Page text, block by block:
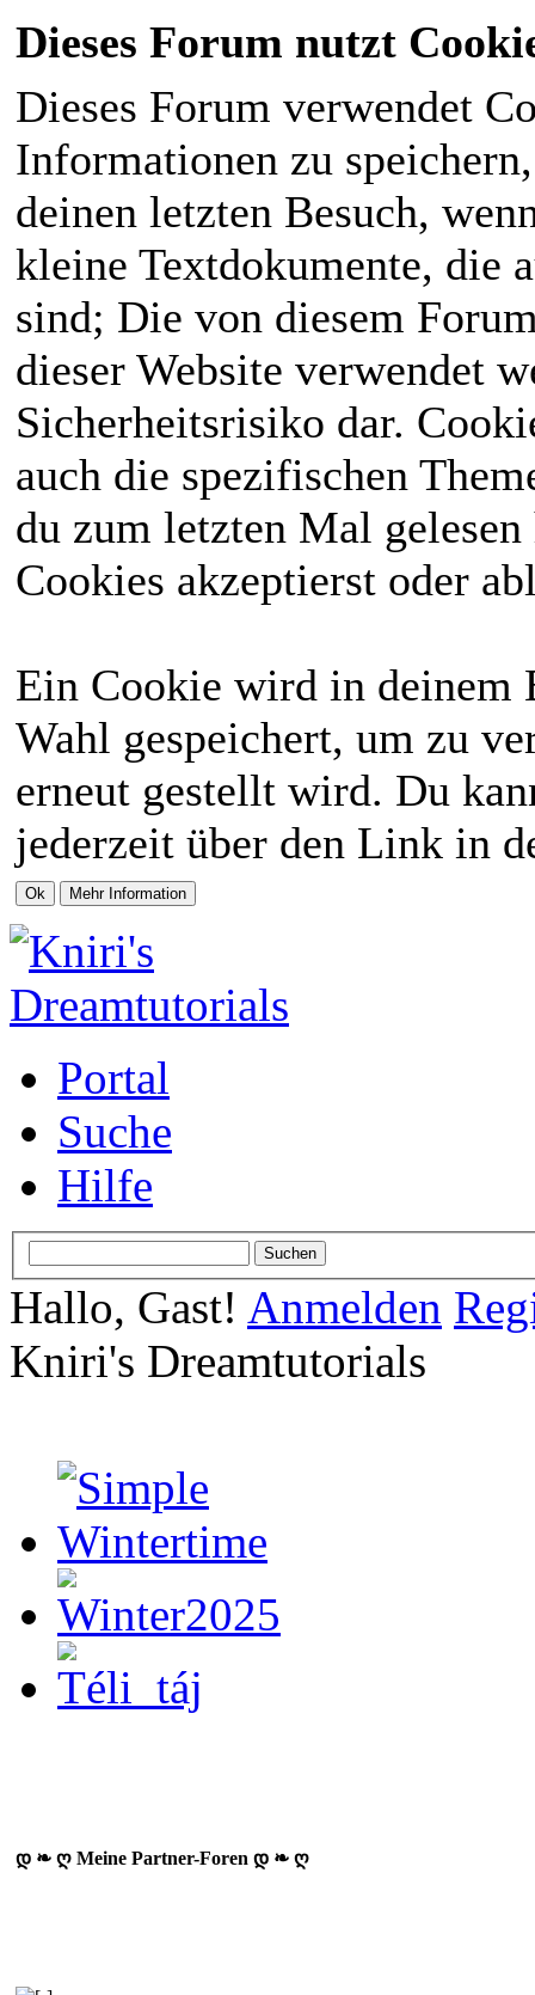
Dieses Forum nutzt
Dieses Forum verwendet
Informationen zu
deinen letzten Besuch,
kleine Textdokumente, die
sind; Die von diesem
dieser Website verwendet
Sicherheitsrisiko dar.
auch die spezifischen
du zum letzten Mal
Cookies akzeptierst oder
Ein Cookie wird in deinem
Wahl gespeichert, um zu
erneut gestellt wird. Du
jederzeit über den Link in
Portal
Suche
Hilfe
Hallo, Gast! Anmelden
Kniri's Dreamtutorials
დ ❧ ღ Meine Partner-Foren დ ❧ ღ